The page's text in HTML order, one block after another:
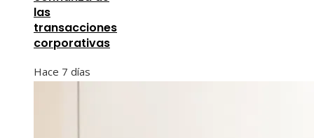
las
transacciones
corporativas
Hace 7 días